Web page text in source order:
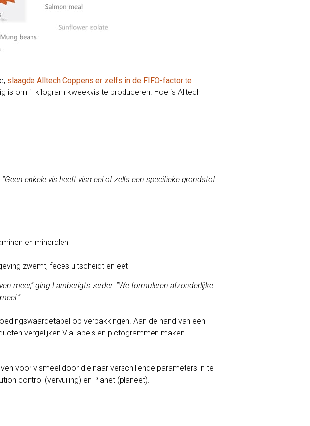
slaagde Alltech Coppens er zelfs in de FIFO-factor te
is om 1 kilogram kweekvis te produceren. Hoe is Alltech
enkele vis heeft vismeel of zelfs een specifieke grondstof
en mineralen
zwemt, feces uitscheidt en eet
meer,” ging Lamberigts verder. “We formuleren afzonderlijke
op verpakkingen. Aan de hand van een
vergelijken Via labels en pictogrammen maken
voor vismeel door die naar verschillende parameters in te
control (vervuiling) en Planet (planeet).